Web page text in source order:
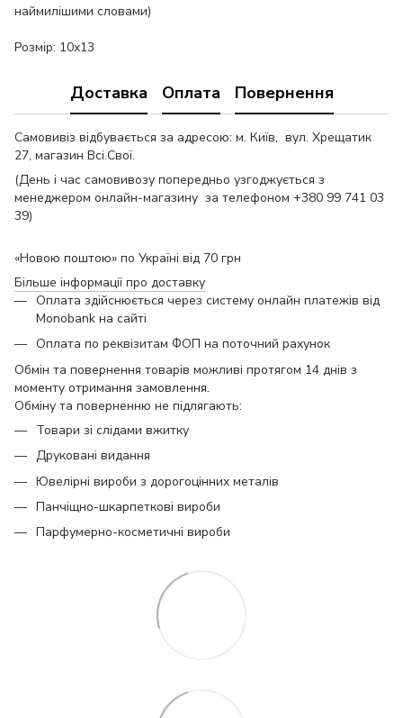
наймилішими словами)
Розмір: 10х13
Доставка Оплата Повернення
Самовивіз відбувається за адресою: м. Київ, вул. Хрещатик
27, магазин Всі.Свої.
(День і час самовивозу попередньо узгоджується з
менеджером онлайн-магазину за телефоном +380 99 741 03
39)
«Новою поштою» по Україні від 70 грн
Більше інформації про доставку
Оплата здійснюється через систему онлайн платежів від
Monobank на сайті
Оплата по реквізитам ФОП на поточний рахунок
Обмін та повернення товарів можливі протягом 14 днів з
моменту отримання замовлення.
Обміну та поверненню не підлягають:
Товари зі слідами вжитку
Друковані видання
Ювелірні вироби з дорогоцінних металів
Панчіщно-шкарпеткові вироби
Парфумерно-косметичні вироби